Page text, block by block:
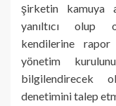
şirketin kamuya
yanıltıcı olup
kendilerine
yönetim
bilgilendirecek
denetimini talep